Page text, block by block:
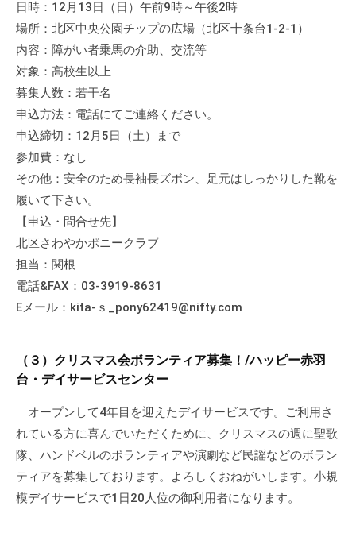
催
し
・
講
座
の
開
催
会
場
や
機
材
の
貸
ど
の
業
を
こ
な
日時：12月13日（日）午前9時～午後2時
場所：北区中央公園チップの広場（北区十条台1-2-1）
内容：障がい者乗馬の介助、交流等
対象：高校生以上
募集人数：若干名
申込方法：電話にてご連絡ください。
申込締切：12月5日（土）まで
参加費：なし
その他：安全のため長袖長ズボン、足元はしっかりした靴を
履いて下さい。
【申込・問合せ先】
北区さわやかポニークラブ
担当：関根
電話&FAX：03-3919-8631
Eメール：kita-ｓ_pony62419@nifty.com
（３）クリスマス会ボランティア募集！/ハッピー赤羽
台・デイサービスセンター
オープンして4年目を迎えたデイサービスです。ご利用さ
れている方に喜んでいただくために、クリスマスの週に聖歌
隊、ハンドベルのボランティアや演劇など民謡などのボラン
ティアを募集しております。よろしくおねがいします。小規
模デイサービスで1日20人位の御利用者になります。